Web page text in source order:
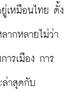
เหมือนไทย ตั้ง
ากหลายไม่ว่า
ารเมือง การ
ล่าสุดกับ